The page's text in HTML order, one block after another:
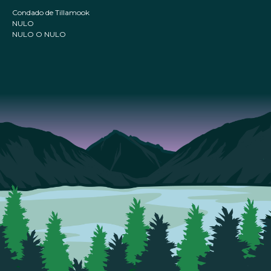
Condado de Tillamook
NULO
NULO O NULO